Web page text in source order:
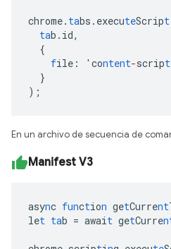
chrome. tabs.executeScript
tab.id,
{
file : 'content-script
}
);
En un archivo de secuencia de
Manifest V3
async function getCurrent
let tab = await getCurre